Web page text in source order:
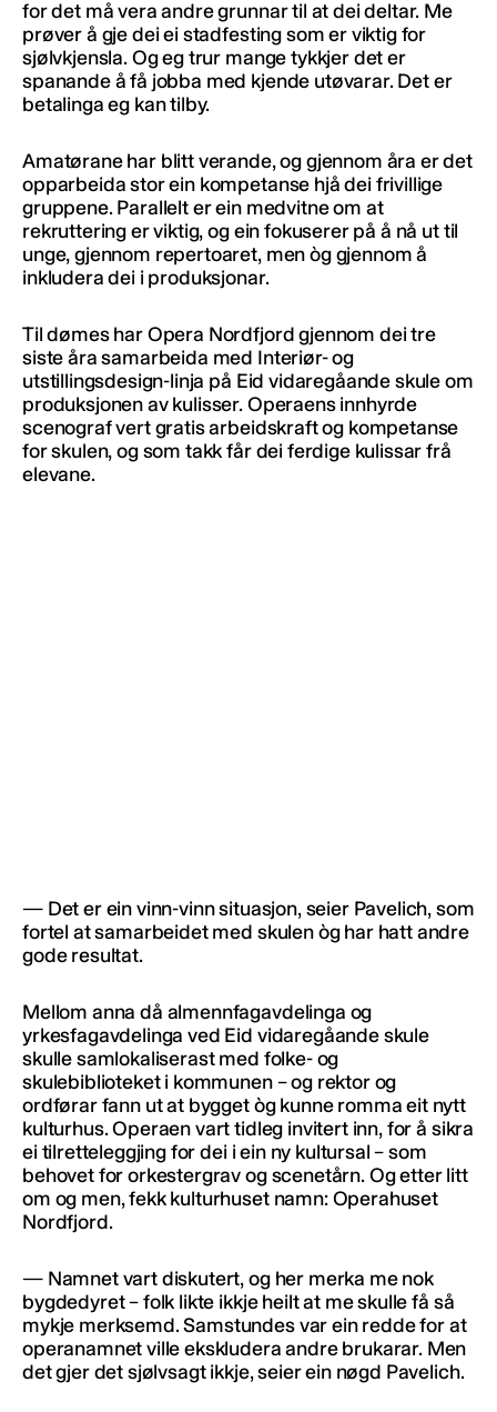
for det må vera andre grunnar til at dei deltar. Me
prøver å gje dei ei stadfesting som er viktig for
sjølvkjensla. Og eg trur mange tykkjer det er
spanande å få jobba med kjende utøvarar. Det er
betalinga eg kan tilby.
Amatørane har blitt verande, og gjennom åra er det
opparbeida stor ein kompetanse hjå dei frivillige
gruppene. Parallelt er ein medvitne om at
rekruttering er viktig, og ein fokuserer på å nå ut til
unge, gjennom repertoaret, men òg gjennom å
inkludera dei i produksjonar.
Til dømes har Opera Nordfjord gjennom dei tre
siste åra samarbeida med Interiør- og
utstillingsdesign-linja på Eid vidaregåande skule om
produksjonen av kulisser. Operaens innhyrde
scenograf vert gratis arbeidskraft og kompetanse
for skulen, og som takk får dei ferdige kulissar frå
elevane.
— Det er ein vinn-vinn situasjon, seier Pavelich, som
fortel at samarbeidet med skulen òg har hatt andre
gode resultat.
Mellom anna då almennfagavdelinga og
yrkesfagavdelinga ved Eid vidaregåande skule
skulle samlokaliserast med folke- og
skulebiblioteket i kommunen – og rektor og
ordførar fann ut at bygget òg kunne romma eit nytt
kulturhus. Operaen vart tidleg invitert inn, for å sikra
ei tilretteleggjing for dei i ein ny kultursal – som
behovet for orkestergrav og scenetårn. Og etter litt
om og men, fekk kulturhuset namn: Operahuset
Nordfjord.
— Namnet vart diskutert, og her merka me nok
bygdedyret – folk likte ikkje heilt at me skulle få så
mykje merksemd. Samstundes var ein redde for at
operanamnet ville ekskludera andre brukarar. Men
det gjer det sjølvsagt ikkje, seier ein nøgd Pavelich.